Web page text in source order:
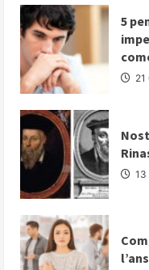
PARLARE
IN
strategie
e
il
proprio
pubblico
5
21
13